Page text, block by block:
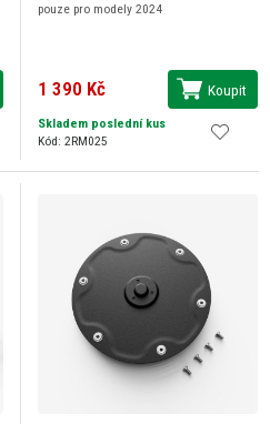
pouze pro modely 2024
1 390 Kč Koupit
Skladem poslední kus
Kód: 2RM025